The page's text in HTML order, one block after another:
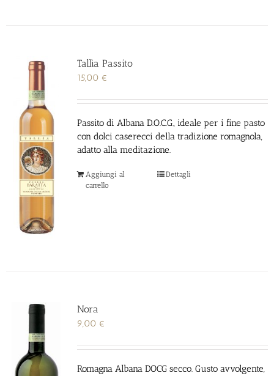
Tallìa Passito
15,00 €
Passito di Albana D.O.C.G., ideale per i fine pasto
con dolci caserecci della tradizione romagnola,
adatto alla meditazione.
Aggiungi al
carrello
Dettagli
Nora
9,00 €
Romagna Albana DOCG secco. Gusto avvolgente,